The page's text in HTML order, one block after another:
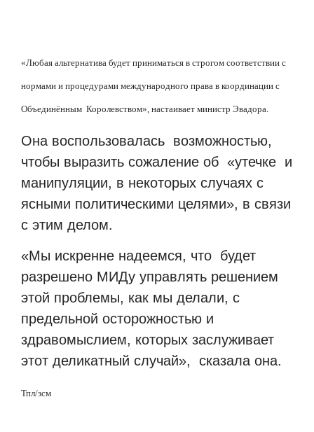
«Любая альтернатива будет приниматься в строгом соответствии с
нормами и процедурами международного права в координации с
Объединённым Королевством», настаивает министр Эвадора.
Она воспользовалась возможностью,
чтобы выразить сожаление об «утечке и
манипуляции, в некоторых случаях с
ясными политическими целями», в связи
с этим делом.
«Мы искренне надеемся, что будет
разрешено МИДу управлять решением
этой проблемы, как мы делали, с
предельной осторожностью и
здравомыслием, которых заслуживает
этот деликатный случай», сказала она.
Тпл/зсм